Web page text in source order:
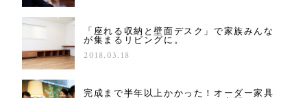
「座れる収納と壁面デスク」で家族みんな
が集まるリビングに。
2018.03.18
完成まで半年以上かかった！オーダー家具